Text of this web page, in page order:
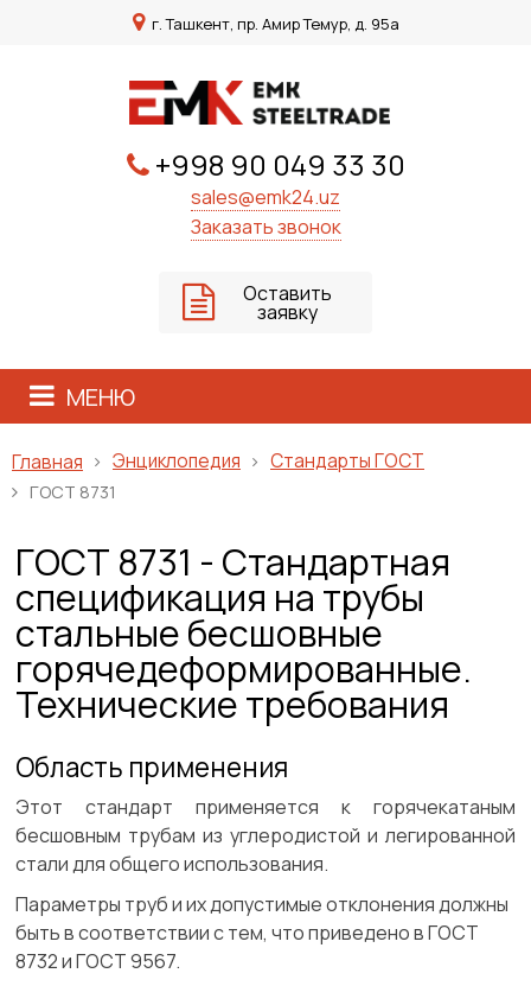
г. Ташкент, пр. Амир Темур, д. 95а
+998 90 049 33 30
sales@emk24.uz
Заказать звонок
Оставить
заявку
МЕНЮ
Главная Энциклопедия Стандарты ГОСТ
ГОСТ 8731
ГОСТ 8731 - Стандартная
спецификация на трубы
стальные бесшовные
горячедеформированные.
Технические требования
Область применения
Этот стандарт применяется к горячекатаным
бесшовным трубам из углеродистой и легированной
стали для общего использования.
Параметры труб и их допустимые отклонения должны
быть в соответствии с тем, что приведено в ГОСТ
8732 и ГОСТ 9567.